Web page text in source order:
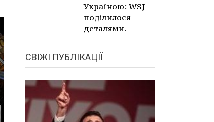
Україною: WSJ
поділилося
деталями.
СВІЖІ ПУБЛІКАЦІЇ